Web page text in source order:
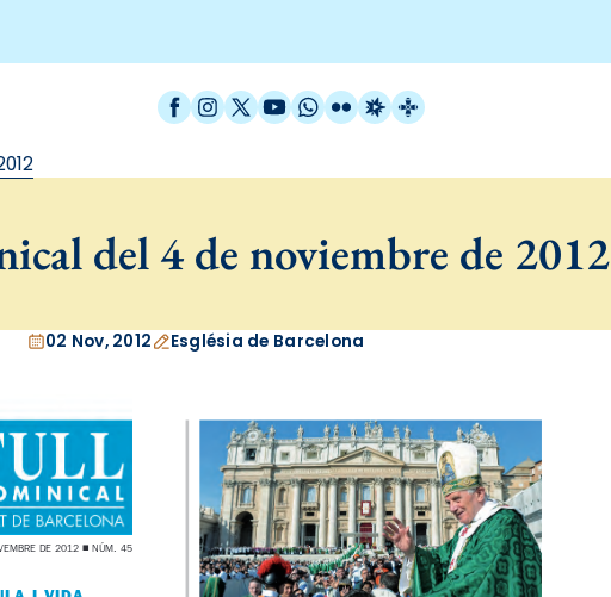
Facebook
Instagram
X / Twitter
YouTube
WhatsApp
FlickrRadio Estel
Catalunya Cristiana
del 4 de noviembre de 2012
02 Nov, 2012 Església de Barcelona